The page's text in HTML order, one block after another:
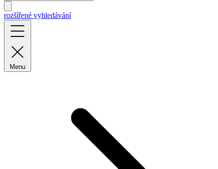
rozšířené vyhledávání
Menu